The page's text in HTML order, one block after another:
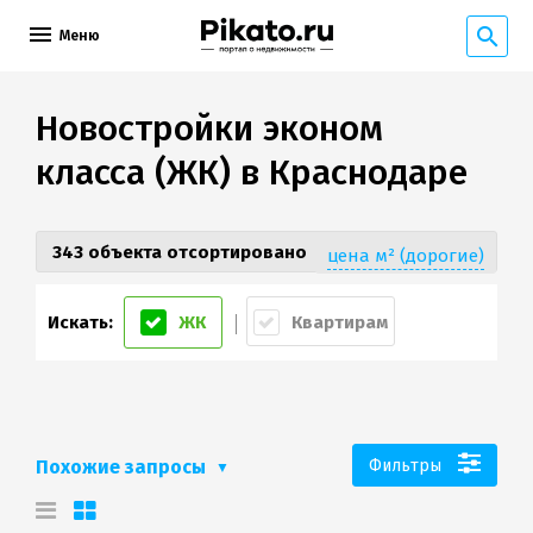
Меню
Новостройки эконом
класса (ЖК) в Краснодаре
343 объекта отсортировано цена м² (дорогие)
Искать: ЖК Квартирам
Фильтры
Похожие запросы